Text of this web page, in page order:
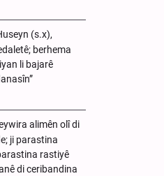
(s.x),
berhema
li bajarê
alimên olî di
ji parastina
rastiyê
di ceribandina